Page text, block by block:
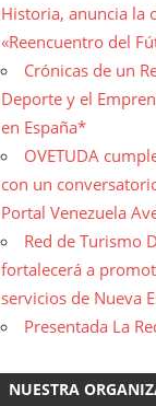
Historia, anuncia la
«Reencuentro del
Crónicas de un
Deporte y el
en España*
OVETUDA
con un
Portal Venezuela
Red de Turismo
fortalecerá a
servicios de Nueva
Presentada La
NUESTRA